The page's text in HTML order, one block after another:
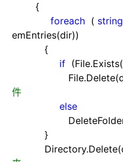
{
foreach ( string
emEntries(dir))
{
if
件
else
}